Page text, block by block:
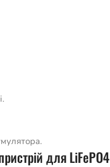
для LiFePO4